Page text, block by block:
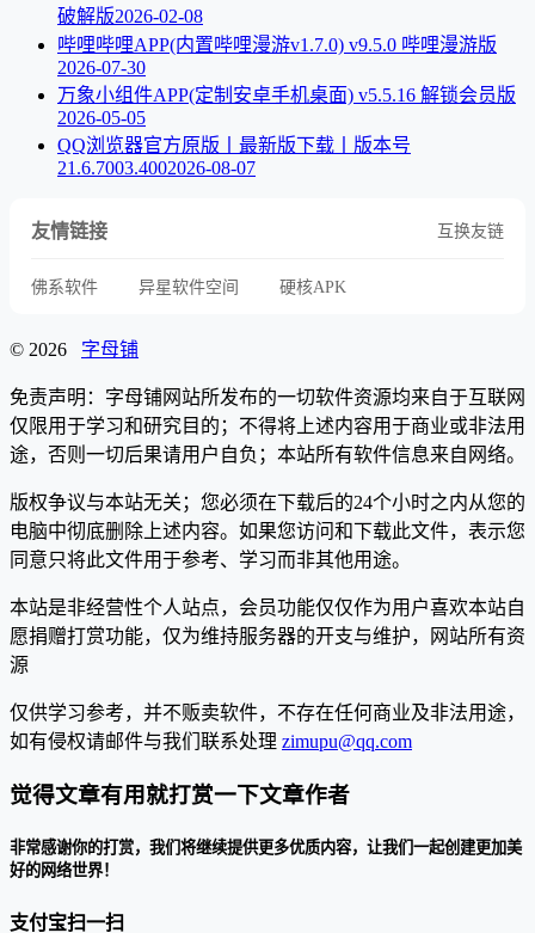
破解版2026-02-08
哔哩哔哩APP(内置哔哩漫游v1.7.0) v9.5.0 哔哩漫游版
2026-07-30
万象小组件APP(定制安卓手机桌面) v5.5.16 解锁会员版
2026-05-05
QQ浏览器官方原版丨最新版下载丨版本号
21.6.7003.4002026-08-07
友情链接 互换友链
佛系软件 异星软件空间 硬核APK
© 2026 字母铺
免责声明：字母铺网站所发布的一切软件资源均来自于互联网
仅限用于学习和研究目的；不得将上述内容用于商业或非法用
途，否则一切后果请用户自负；本站所有软件信息来自网络。
版权争议与本站无关；您必须在下载后的24个小时之内从您的
电脑中彻底删除上述内容。如果您访问和下载此文件，表示您
同意只将此文件用于参考、学习而非其他用途。
本站是非经营性个人站点，会员功能仅仅作为用户喜欢本站自
愿捐赠打赏功能，仅为维持服务器的开支与维护，网站所有资
源
仅供学习参考，并不贩卖软件，不存在任何商业及非法用途，
如有侵权请邮件与我们联系处理 zimupu@qq.com
觉得文章有用就打赏一下文章作者
非常感谢你的打赏，我们将继续提供更多优质内容，让我们一起创建更加美
好的网络世界！
支付宝扫一扫